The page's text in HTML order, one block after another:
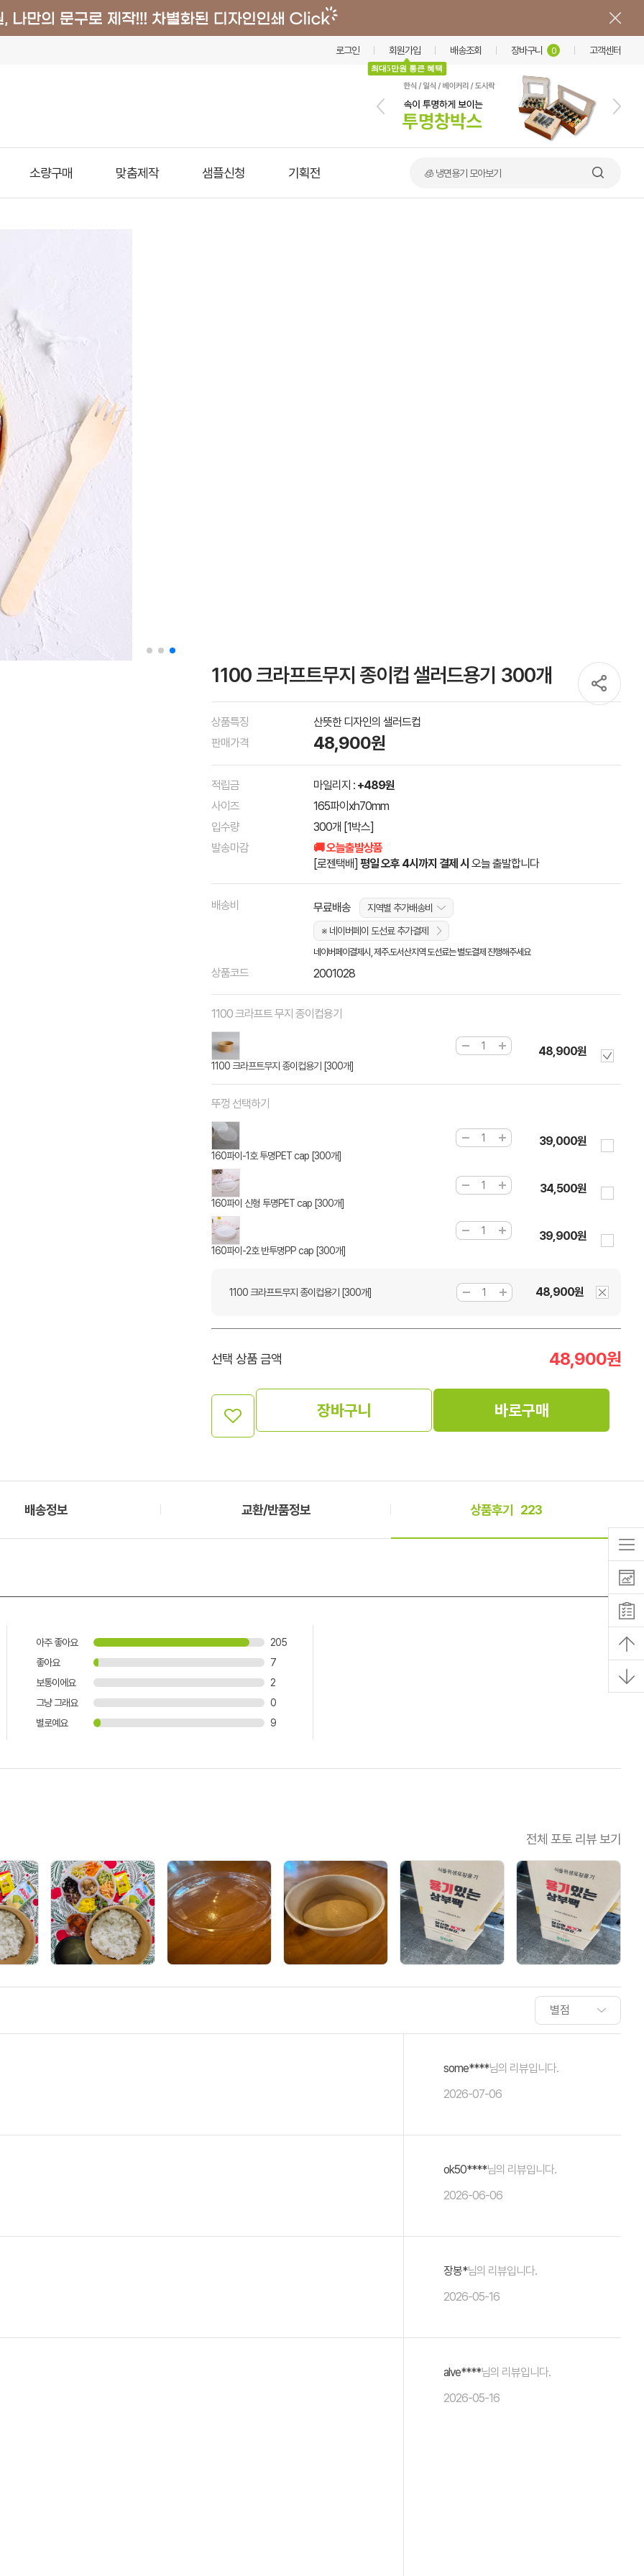
로그인 회원가입
최대5만원 통큰 혜택
배송조회 장바구니 0 고객센터
소량구매 맞춤제작 샘플신청 기획전 🧊 냉면용기 모아보기
1100 크라프트무지 종이컵 샐러드용기 300개
상품특징
산뜻한 디자인의 샐러드컵
판매가격
48,900원
적립금 마일리지 : +489원
사이즈
165파이xh70mm
입수량
300개 [1박스]
발송마감
🚚 오늘출발상품
[로젠택배] 평일 오후 4시까지 결제 시 오늘 출발합니다
배송비 무료배송
지역별 추가배송비
※ 네이버페이 도선료 추가결제
네이버페이결제시, 제주.도서산지역 도선료는 별도결제 진행해주세요
상품코드 2001028
1100 크라프트 무지 종이컵용기
1100 크라프트무지 종이컵용기 [300개]
48,900원
뚜껑 선택하기
160파이-1호 투명PET cap [300개]
39,000원
160파이 신형 투명PET cap [300개]
34,500원
160파이-2호 반투명PP cap [300개]
39,900원
1100 크라프트무지 종이컵용기 [300개] 48,900원
선택 상품 금액 48,900원
장바구니 바로구매
배송정보 교환/반품정보 상품후기 223
아주 좋아요
205
좋아요
7
보통이에요
2
그냥 그래요
0
별로예요
9
전체 포토 리뷰 보기
some****님의 리뷰입니다.
2026-07-06
ok50****님의 리뷰입니다.
2026-06-06
장봉*님의 리뷰입니다.
2026-05-16
alve****님의 리뷰입니다.
2026-05-16